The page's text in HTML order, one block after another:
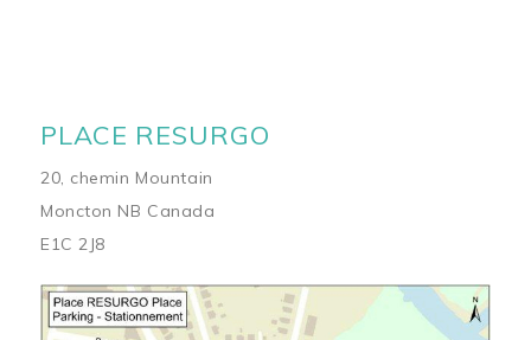
PLACE RESURGO
20, chemin Mountain
Moncton NB Canada
E1C 2J8